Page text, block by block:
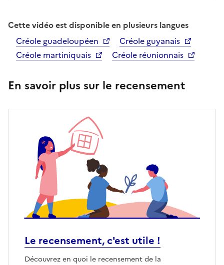
Cette vidéo est disponible en plusieurs langues
Créole guadeloupéen
Créole guyanais
Créole martiniquais
Créole réunionnais
En savoir plus sur le recensement
Le recensement, c'est utile !
Découvrez en quoi le recensement de la